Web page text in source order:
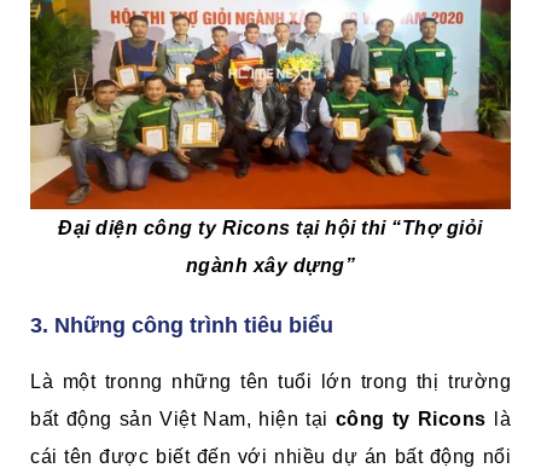
Đại diện công ty Ricons tại hội thi “Thợ giỏi
ngành xây dựng”
3. Những công trình tiêu biểu
Là một tronng những tên tuổi lớn trong thị trường
bất động sản Việt Nam, hiện tại công ty Ricons là
cái tên được biết đến với nhiều dự án bất động nổi